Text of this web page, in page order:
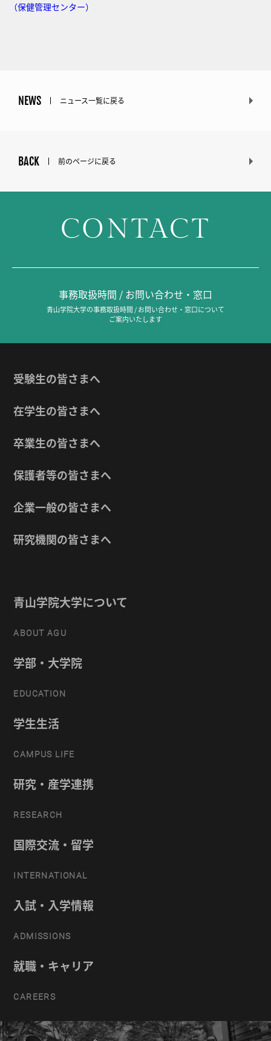
（保健管理センター）
NEWS ニュース一覧に戻る
BACK 前のページに戻る
CONTACT
事務取扱時間 / お問い合わせ・窓口
青山学院大学の事務取扱時間 / お問い合わせ・窓口について
ご案内いたします
受験生の皆さまへ
在学生の皆さまへ
卒業生の皆さまへ
保護者等の皆さまへ
企業一般の皆さまへ
研究機関の皆さまへ
青山学院大学について
ABOUT AGU
学部・大学院
EDUCATION
学生生活
CAMPUS LIFE
研究・産学連携
RESEARCH
国際交流・留学
INTERNATIONAL
入試・入学情報
ADMISSIONS
就職・キャリア
CAREERS